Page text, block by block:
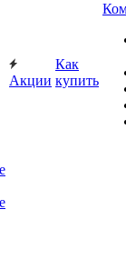
Акции
Как
купить